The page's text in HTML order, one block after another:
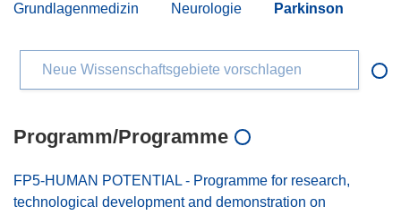
Grundlagenmedizin
Neurologie Parkinson
Neue Wissenschaftsgebiete vorschlagen
Programm/Programme
FP5-HUMAN POTENTIAL - Programme for research,
technological development and demonstration on